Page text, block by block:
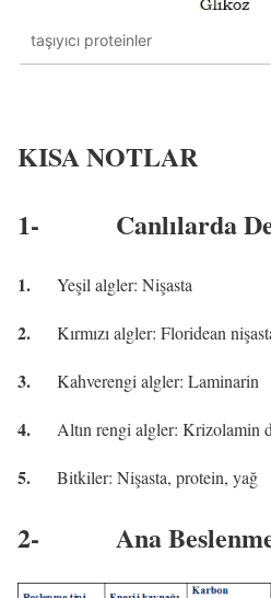
taşıyıcı proteinler
KISA NOTLAR
1-
Canlılarda
1. Yeşil algler: Nişasta
2. Kırmızı algler: Floridean
3. Kahverengi algler: Laminarin
4. Altın rengi algler: Krizolamin
5. Bitkiler: Nişasta, protein, yağ
2- Ana